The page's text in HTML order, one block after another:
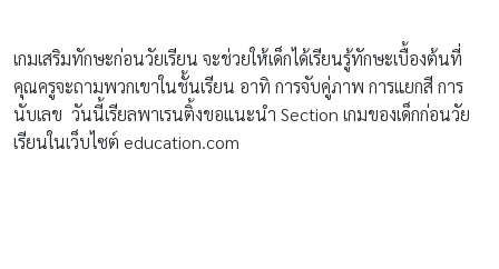
เกมเสริมทักษะก่อนวัยเรียน จะช่วยให้เด็กได้เรียนรู้ทักษะเบื้องต้นที่
คุณครูจะถามพวกเขาในชั้นเรียน อาทิ การจับคู่ภาพ การแยกสี การ
นับเลข วันนี้เรียลพาเรนติ้งขอแนะนำ Section เกมของเด็กก่อนวัย
เรียนในเว็บไซต์ education.com